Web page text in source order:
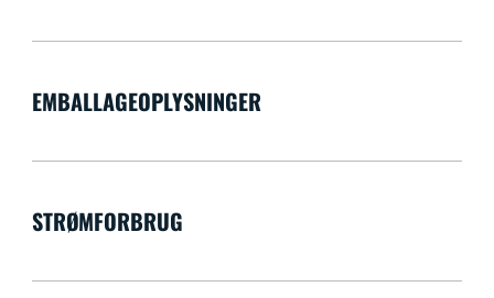
EMBALLAGEOPLYSNINGER
STRØMFORBRUG